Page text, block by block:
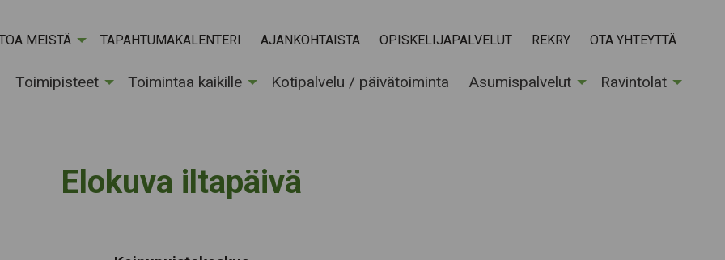
MEISTÄ TAPAHTUMAKALENTERI AJANKOHTAISTA OPISKELIJAPALVELUT REKRY OTA YHTEYTTÄ
Toimipisteet Toimintaa kaikille Kotipalvelu / päivätoiminta Asumispalvelut Ravintolat
Elokuva iltapäivä